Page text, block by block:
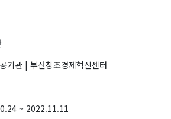
기관 | 부산창조경제혁신센터
~ 2022.11.11